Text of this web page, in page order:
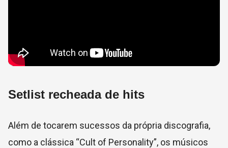
Setlist recheada de hits
Além de tocarem sucessos da própria discografia,
como a clássica “Cult of Personality”, os músicos